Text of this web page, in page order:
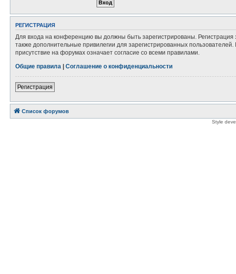
РЕГИСТРАЦИЯ
Для входа на конференцию вы должны быть зарегистрированы.
также дополнительные привилегии для зарегистрированных
присутствие на форумах означает согласие со всеми правилами.
Общие правила | Соглашение о конфиденциальности
Регистрация
Список форумов
Style